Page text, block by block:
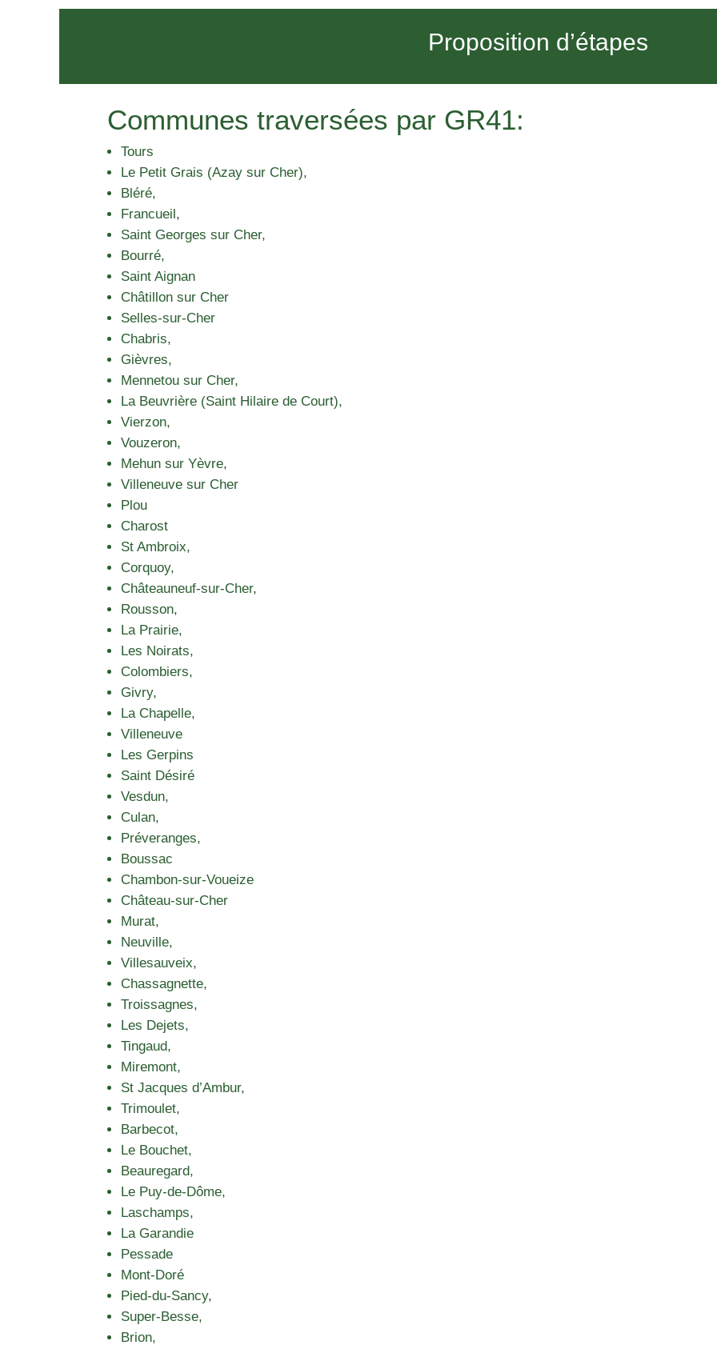
Proposition d’étapes
Communes traversées par GR41:
Tours
Le Petit Grais (Azay sur Cher),
Bléré,
Francueil,
Saint Georges sur Cher,
Bourré,
Saint Aignan
Châtillon sur Cher
Selles-sur-Cher
Chabris,
Gièvres,
Mennetou sur Cher,
La Beuvrière (Saint Hilaire de Court),
Vierzon,
Vouzeron,
Mehun sur Yèvre,
Villeneuve sur Cher
Plou
Charost
St Ambroix,
Corquoy,
Châteauneuf-sur-Cher,
Rousson,
La Prairie,
Les Noirats,
Colombiers,
Givry,
La Chapelle,
Villeneuve
Les Gerpins
Saint Désiré
Vesdun,
Culan,
Préveranges,
Boussac
Chambon-sur-Voueize
Château-sur-Cher
Murat,
Neuville,
Villesauveix,
Chassagnette,
Troissagnes,
Les Dejets,
Tingaud,
Miremont,
St Jacques d’Ambur,
Trimoulet,
Barbecot,
Le Bouchet,
Beauregard,
Le Puy-de-Dôme,
Laschamps,
La Garandie
Pessade
Mont-Doré
Pied-du-Sancy,
Super-Besse,
Brion,